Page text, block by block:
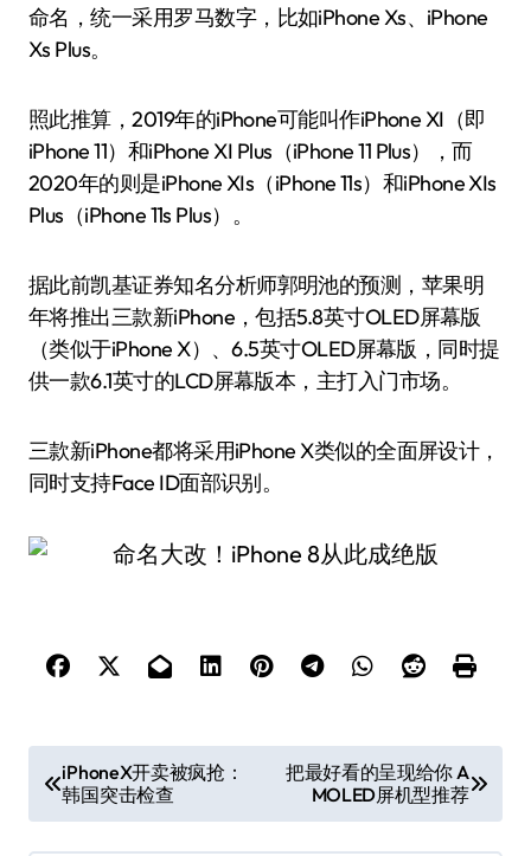
命名，统一采用罗马数字，比如iPhone Xs、iPhone
Xs Plus。
照此推算，2019年的iPhone可能叫作iPhone XI（即
iPhone 11）和iPhone XI Plus（iPhone 11 Plus），而
2020年的则是iPhone XIs（iPhone 11s）和iPhone XIs
Plus（iPhone 11s Plus）。
据此前凯基证券知名分析师郭明池的预测，苹果明
年将推出三款新iPhone，包括5.8英寸OLED屏幕版
（类似于iPhone X）、6.5英寸OLED屏幕版，同时提
供一款6.1英寸的LCD屏幕版本，主打入门市场。
三款新iPhone都将采用iPhone X类似的全面屏设计，
同时支持Face ID面部识别。
章
导
iPhoneX开卖被疯抢：
韩国突击检查
把最好看的呈现给你 A
MOLED屏机型推荐